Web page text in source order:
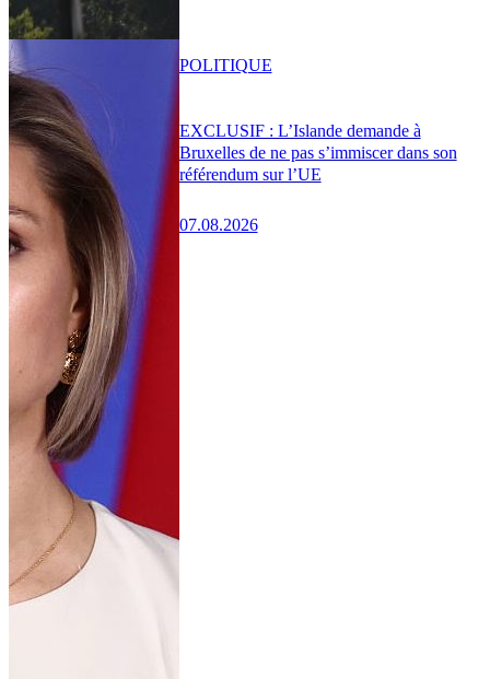
EXCLUSIF : L’Islande demande à
Bruxelles de ne pas s’immiscer dans son
référendum sur l’UE
07.08.2026
POLITIQUE